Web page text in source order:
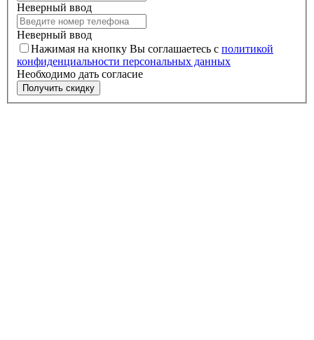
Неверный ввод
Неверный ввод
Нажимая на кнопку Вы соглашаетесь с политикой
конфиденциальности персональных данных
Необходимо дать согласие
Получить скидку